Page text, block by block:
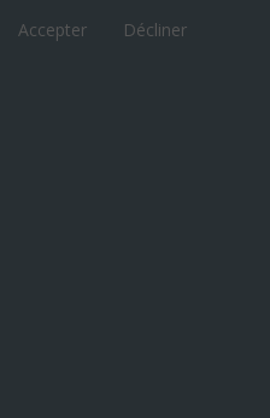
Accepter
Décliner